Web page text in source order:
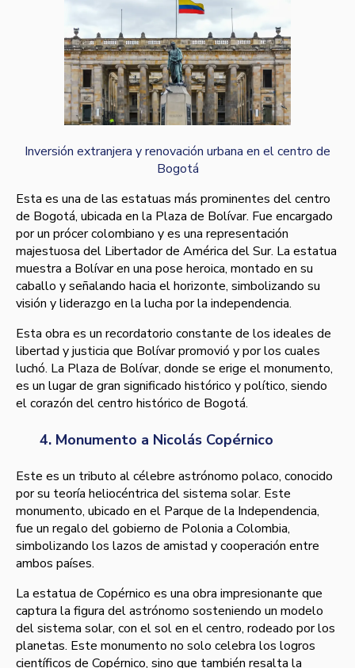
Inversión extranjera y renovación urbana en el centro de
Bogotá
Esta es una de las estatuas más prominentes del centro
de Bogotá, ubicada en la Plaza de Bolívar. Fue encargado
por un prócer colombiano y es una representación
majestuosa del Libertador de América del Sur. La estatua
muestra a Bolívar en una pose heroica, montado en su
caballo y señalando hacia el horizonte, simbolizando su
visión y liderazgo en la lucha por la independencia.
Esta obra es un recordatorio constante de los ideales de
libertad y justicia que Bolívar promovió y por los cuales
luchó. La Plaza de Bolívar, donde se erige el monumento,
es un lugar de gran significado histórico y político, siendo
el corazón del centro histórico de Bogotá.
4. Monumento a Nicolás Copérnico
Este es un tributo al célebre astrónomo polaco, conocido
por su teoría heliocéntrica del sistema solar. Este
monumento, ubicado en el Parque de la Independencia,
fue un regalo del gobierno de Polonia a Colombia,
simbolizando los lazos de amistad y cooperación entre
ambos países.
La estatua de Copérnico es una obra impresionante que
captura la figura del astrónomo sosteniendo un modelo
del sistema solar, con el sol en el centro, rodeado por los
planetas. Este monumento no solo celebra los logros
científicos de Copérnico, sino que también resalta la